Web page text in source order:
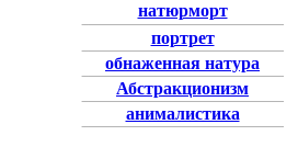
натюрморт
портрет
обнаженная натура
Абстракционизм
анималистика